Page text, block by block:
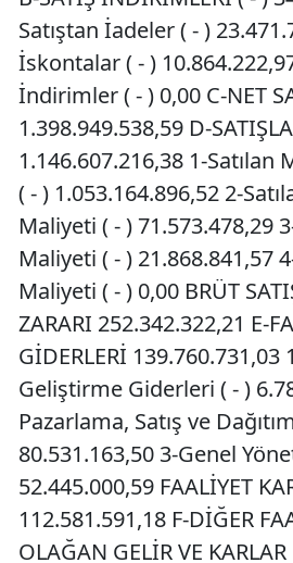
Satıştan İadeler ( - )
İskontalar ( - )
İndirimler ( - ) 0,00 C-NET
1.398.949.538,59 D-
1.146.607.216,38 1-
( - ) 1.053.164.896,52 2-
Maliyeti ( - ) 71.573.478,29
Maliyeti ( - ) 21.868.841,57
Maliyeti ( - ) 0,00 BRÜT
ZARARI 252.342.322,21 E-
GİDERLERİ 139.760.731,03
Geliştirme Giderleri ( - )
Pazarlama, Satış ve
80.531.163,50 3-Genel
52.445.000,59 FAALİYET
112.581.591,18 F-DİĞER
OLAĞAN GELİR VE